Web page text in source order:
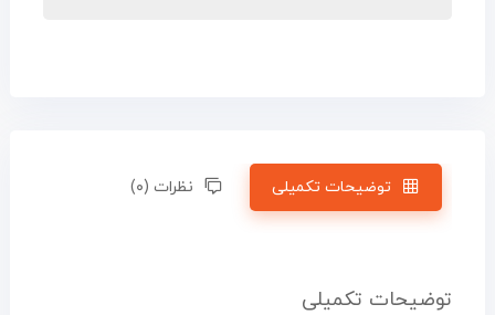
توضیحات تکمیلی نظرات (۰)
توضیحات تکمیلی